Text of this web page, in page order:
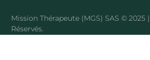
k
-
Mission Thérapeute (MGS) SAS © 2025
Réservés.